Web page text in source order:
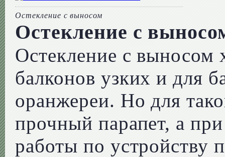
Остекление с выносом
Остекление с
Остекление с выносом
балконов узких и для
оранжереи. Но для
прочный парапет, а
работы по устройству